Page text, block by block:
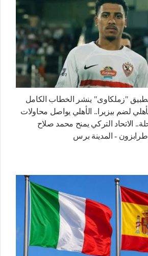
تطبيق "زملكاوى" ينشر الخطاب الكامل
لضم بيزيرا.. الأهلي يواصل محاولات
الاتحاد التركي يمنح محمد صلاح
- المدينة برس